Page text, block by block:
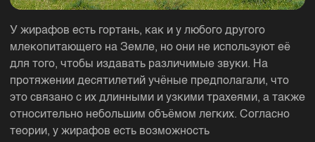
У жирафов есть гортань, как и у любого другого
млекопитающего на Земле, но они не используют её
для того, чтобы издавать различимые звуки. На
протяжении десятилетий учёные предполагали, что
это связано с их длинными и узкими трахеями, а также
относительно небольшим объёмом легких. Согласно
теории, у жирафов есть возможность